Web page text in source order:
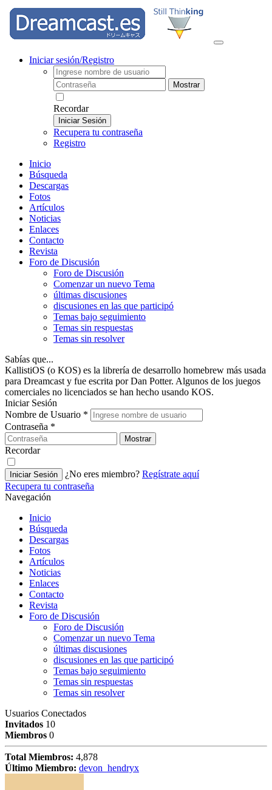
Iniciar sesión/Registro
Mostrar
Recordar
Iniciar Sesión
Recupera tu contraseña
Registro
Inicio
Búsqueda
Descargas
Fotos
Artículos
Noticias
Enlaces
Contacto
Revista
Foro de Discusión
Foro de Discusión
Comenzar un nuevo Tema
últimas discusiones
discusiones en las que participó
Temas bajo seguimiento
Temas sin respuestas
Temas sin resolver
Sabías que...
KallistiOS (o KOS) es la librería de desarrollo homebrew más usada
para Dreamcast y fue escrita por Dan Potter. Algunos de los juegos
comerciales no licenciados se han hecho usando KOS.
Iniciar Sesión
Nombre de Usuario *
Contraseña *
Mostrar
Recordar
Iniciar Sesión ¿No eres miembro? Regístrate aquí
Recupera tu contraseña
Navegación
Inicio
Búsqueda
Descargas
Fotos
Artículos
Noticias
Enlaces
Contacto
Revista
Foro de Discusión
Foro de Discusión
Comenzar un nuevo Tema
últimas discusiones
discusiones en las que participó
Temas bajo seguimiento
Temas sin respuestas
Temas sin resolver
Usuarios Conectados
Invitados 10
Miembros 0
Total Miembros: 4,878
Último Miembro: devon_hendryx